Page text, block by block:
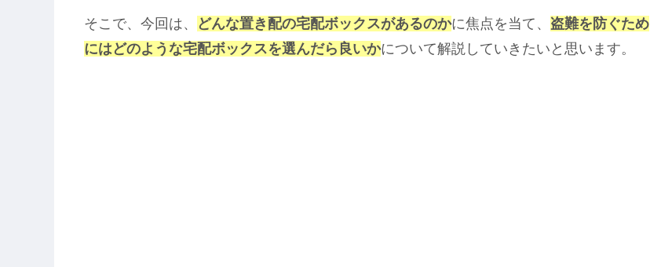
そこで、今回は、 どんな置き配の宅配ボックスがあるのかに焦点を当て、 盗難を防ぐため
にはどのような宅配ボックスを選んだら良いかについて解説していきたいと思います。